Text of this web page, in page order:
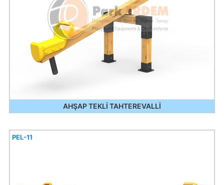
AHŞAP TEKLİ TAHTEREVALLİ
PEL-11